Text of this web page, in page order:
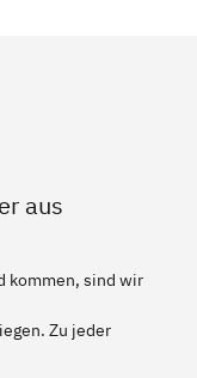
aus
kommen, sind wir
Zu jeder